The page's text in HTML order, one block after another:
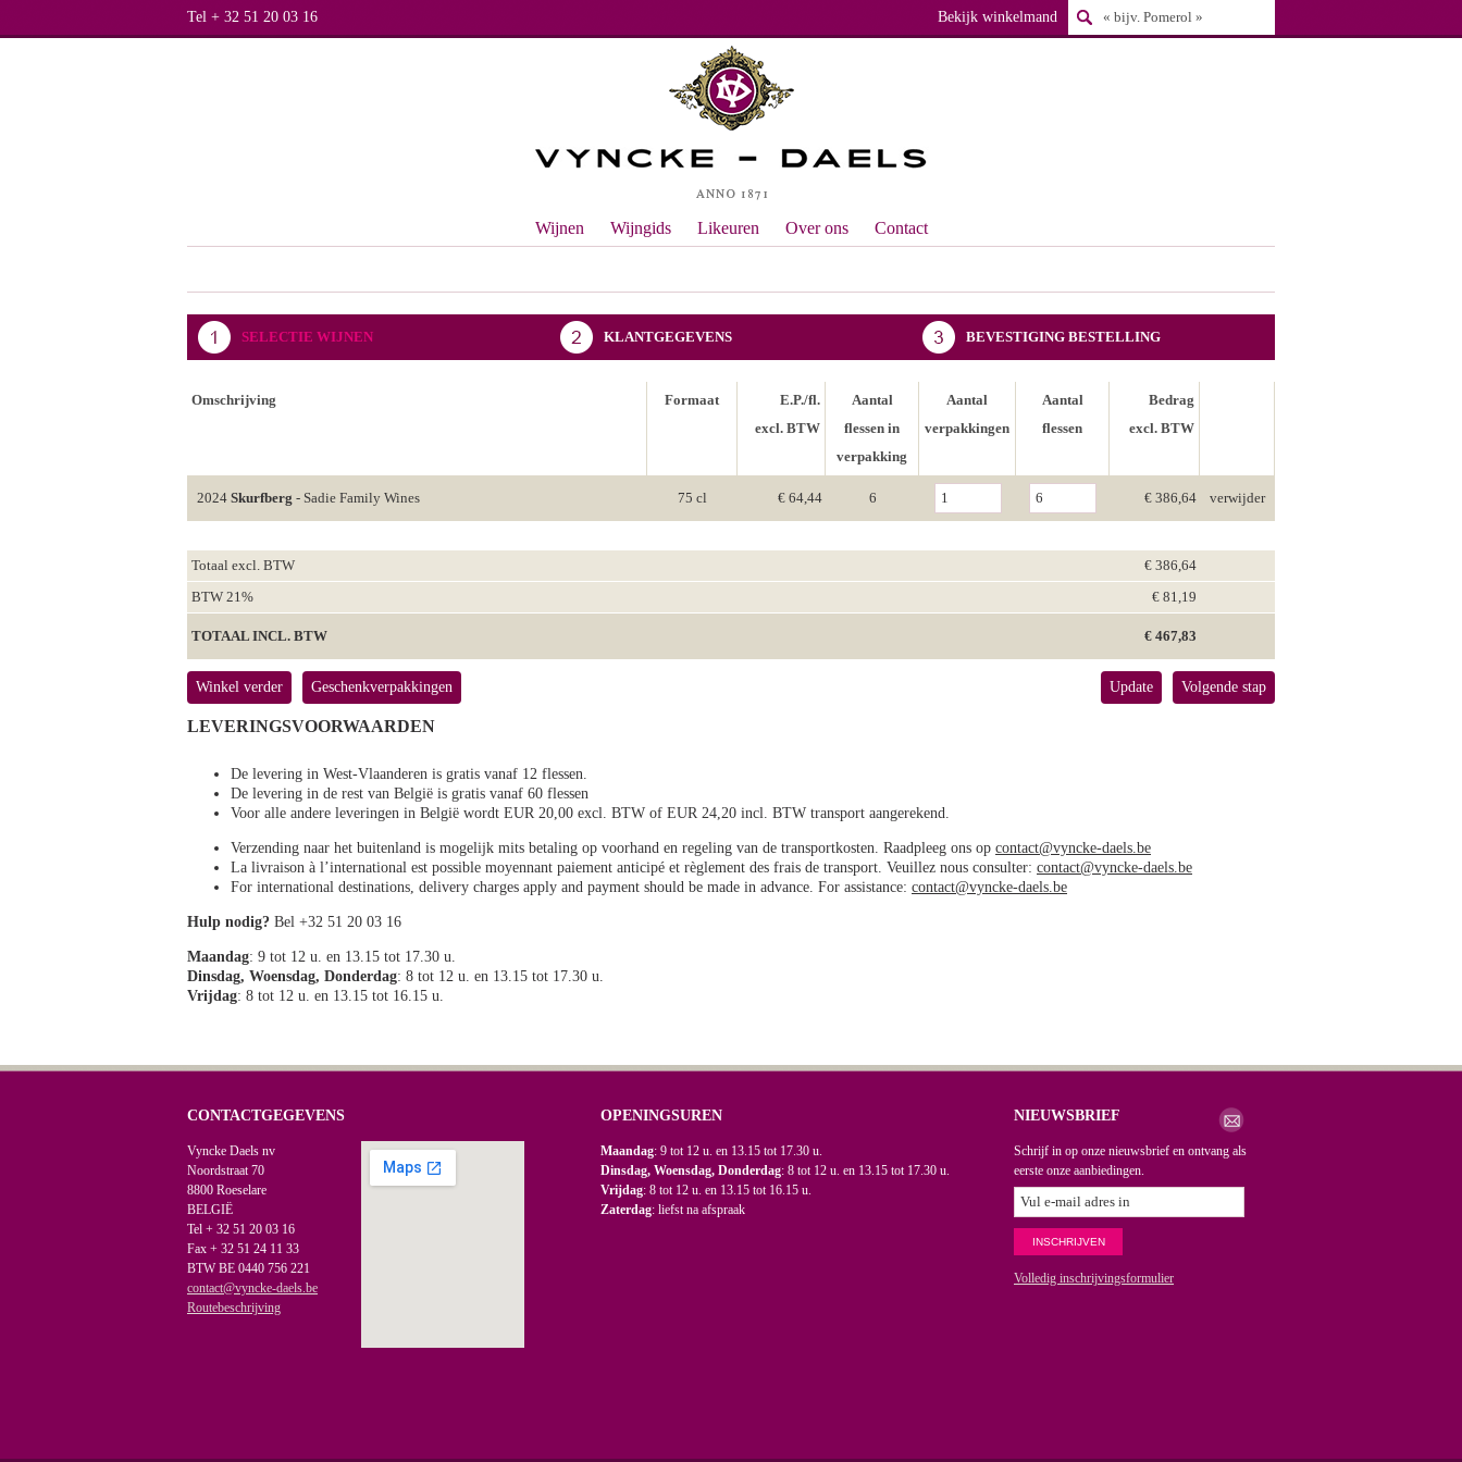
Tel + 32 51 20 03 16 Bekijk winkelmand
Wijnen Wijngids Likeuren Over ons Contact
SELECTIE WIJNEN KLANTGEGEVENS BEVESTIGING BESTELLING
Omschrijving Formaat
E.P./fl.
excl. BTW
Aantal
flessen in
verpakking
Aantal
verpakkingen
Aantal
flessen
Bedrag
excl. BTW
2024 Skurfberg - Sadie Family Wines 75 cl € 64,44 6 € 386,64 verwijder
Totaal excl. BTW
€ 386,64
BTW 21%
€ 81,19
TOTAAL INCL. BTW € 467,83
Winkel verder Geschenkverpakkingen Volgende stap
Update
LEVERINGSVOORWAARDEN
De levering in West-Vlaanderen is gratis vanaf 12 flessen.
De levering in de rest van België is gratis vanaf 60 flessen
Voor alle andere leveringen in België wordt EUR 20,00 excl. BTW of EUR 24,20 incl. BTW transport aangerekend.
Verzending naar het buitenland is mogelijk mits betaling op voorhand en regeling van de transportkosten. Raadpleeg ons op contact@vyncke-daels.be
La livraison à l’international est possible moyennant paiement anticipé et règlement des frais de transport. Veuillez nous consulter: contact@vyncke-daels.be
For international destinations, delivery charges apply and payment should be made in advance. For assistance: contact@vyncke-daels.be
Hulp nodig? Bel +32 51 20 03 16
Maandag: 9 tot 12 u. en 13.15 tot 17.30 u.
Dinsdag, Woensdag, Donderdag: 8 tot 12 u. en 13.15 tot 17.30 u.
Vrijdag: 8 tot 12 u. en 13.15 tot 16.15 u.
CONTACTGEGEVENS
Vyncke Daels nv
Noordstraat 70
8800 Roeselare
BELGIË
Tel + 32 51 20 03 16
Fax + 32 51 24 11 33
BTW BE 0440 756 221
contact@vyncke-daels.be
Routebeschrijving
OPENINGSUREN
Maandag: 9 tot 12 u. en 13.15 tot 17.30 u.
Dinsdag, Woensdag, Donderdag: 8 tot 12 u. en 13.15 tot 17.30 u.
Vrijdag: 8 tot 12 u. en 13.15 tot 16.15 u.
Zaterdag: liefst na afspraak
NIEUWSBRIEF
Schrijf in op onze nieuwsbrief en ontvang als
eerste onze aanbiedingen.
Volledig inschrijvingsformulier